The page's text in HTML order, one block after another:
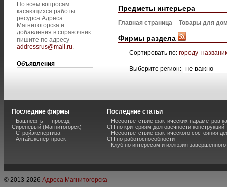
По всем вопросам
касающихся работы
ресурса Адреса
Магнитогорска и
добавления в справочник
пишите по адресу
addressrus@mail.ru.
Объявления
Предметы интерьера
Главная страница Товары для
Фирмы раздела
Сортировать по: городу
Выберите регион:
Последние фирмы
Башнефть — проезд
Сиреневый (Магнитогорск)
Стройэкспертиза
Алтайэкспертпроект
Последние статьи
Несоответствие фактических параметров
СП по критериям долговечности конструкций
Несоответствие фактического состояния
СП по работоспособности
Клуб по интересам и иллюзия
© 2013-2026 Адреса Магнитогорска